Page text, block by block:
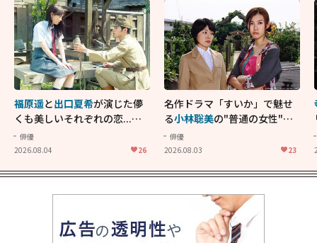
福原遥と出口夏希が演じた儚
くも美しいそれぞれの恋...生
きることの尊さを教えてくれ
た映画「あの花が咲く丘で、
俳優
2026.08.04
26
名作ドラマ「すいか」で魅せ
る小林聡美の"普通の女性"が
大人に刺さる...映画「かもめ
食堂」にも通じる静かな芝居
俳優
2026.08.03
23